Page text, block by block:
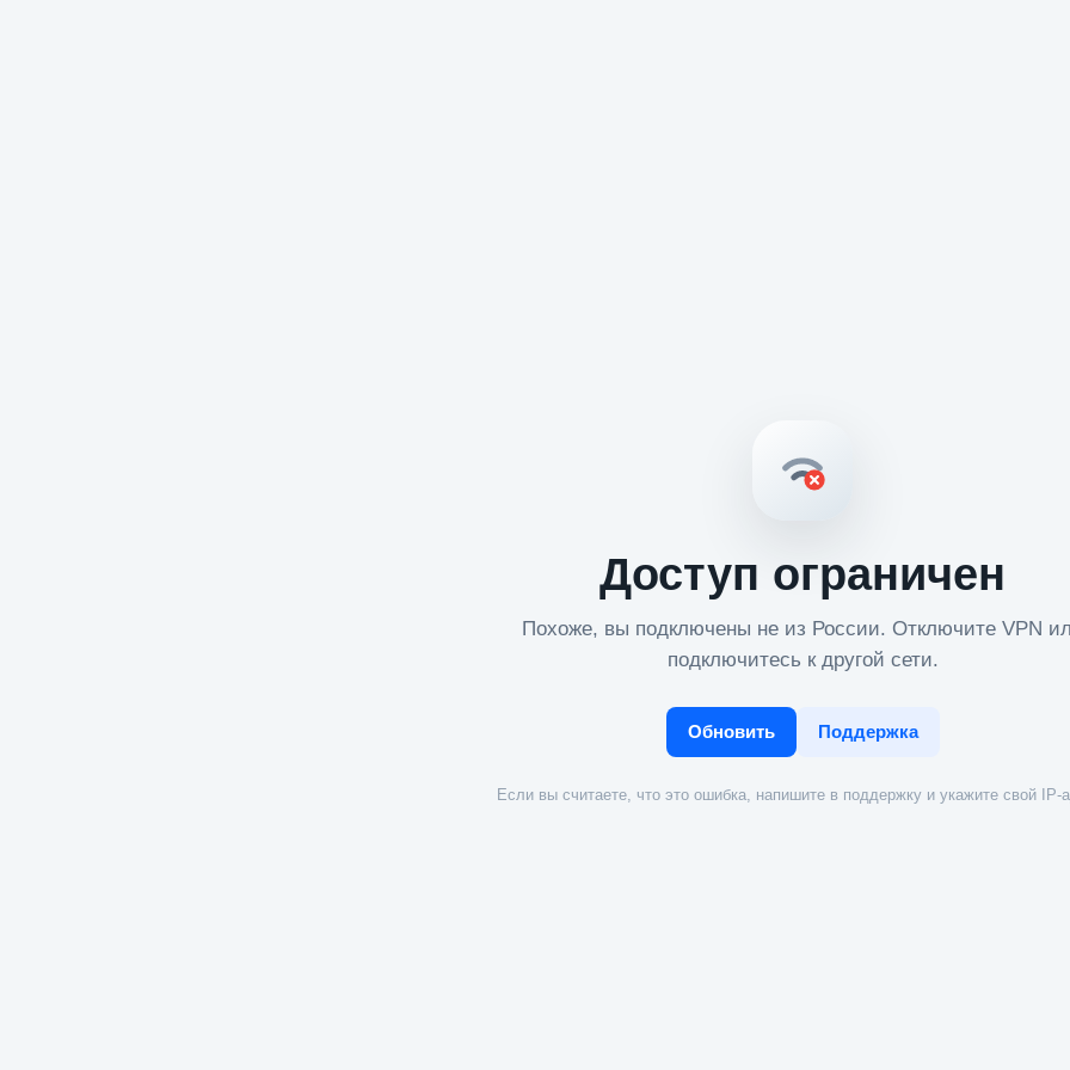
Доступ ограничен
Похоже, вы подключены не из России. Отключите VPN
подключитесь к другой сети.
Обновить Поддержка
Если вы считаете, что это ошибка, напишите в поддержку и укажите свой IP-